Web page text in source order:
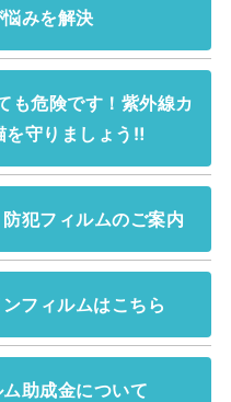
みを解決
も危険です！紫外線カ
を守りましょう‼
犯フィルムのご案内
フィルムはこちら
助成金について